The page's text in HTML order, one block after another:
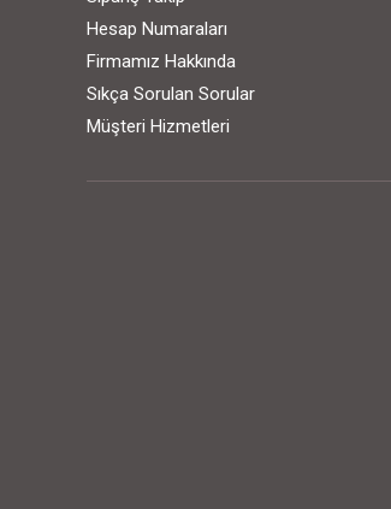
Hesap Numaraları
Firmamız Hakkında
Sıkça Sorulan Sorular
Müşteri Hizmetleri